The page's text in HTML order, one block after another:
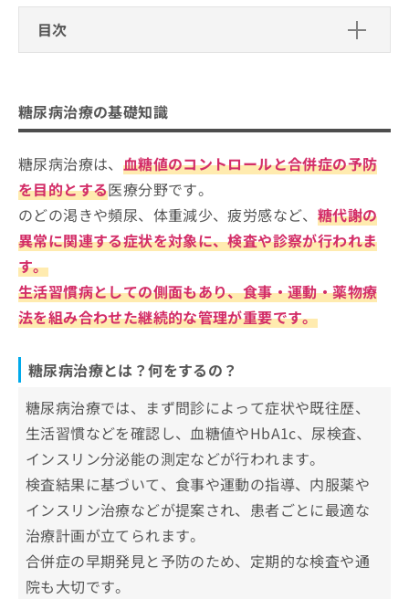
目次
糖尿病治療の受診を検討すべき症状や目安
糖尿病治療の医療機関、どうやって選べばい
い？
糖尿病治療を受けるクリニックを選ぶ
際にチェックする4つのポイント
そもそも糖尿病治療とは？対応している疾患や治
療をわかりやすく解説！
東京都で評判の糖尿病治療におすすめ
のクリニック10選
あおと内科・糖尿病クリニック
白金高輪駅前内科・糖尿病クリニック
日暮里内科・糖尿病内科クリニック
日本橋れいわ内科クリニック
経堂駅前内科・糖尿病クリニック
蒲田駅前やまだ内科糖尿病・甲状腺クリニック
初台まちのクリニック
【そもそも糖尿病って？】受診の前に自分の症
状と疾患への理解を深めよう！
糖尿病治療の基礎知識
糖尿病治療は、 血糖値のコントロールと合併症の予防
を目的とする医療分野です。
のどの渇きや頻尿、体重減少、疲労感など、 糖代謝の
異常に関連する症状を対象に、検査や診察が行われま
す。
生活習慣病としての側面もあり、食事・運動・薬物療
法を組み合わせた継続的な管理が重要です。
糖尿病治療とは？何をするの？
糖尿病治療では、まず問診によって症状や既往歴、
生活習慣などを確認し、血糖値やHbA1c、尿検査、
インスリン分泌能の測定などが行われます。
検査結果に基づいて、食事や運動の指導、内服薬や
インスリン治療などが提案され、患者ごとに最適な
治療計画が立てられます。
合併症の早期発見と予防のため、定期的な検査や通
院も大切です。
せん
ので
ご了
承く
し
ち
ら
掲
載
情
報
の
修
正
は
こ
ち
の
他
の
お
問
い
合
わ
せ
は
こ
こ
料
情
拡
充
の
お
申
し
込
み
は
こ
ら